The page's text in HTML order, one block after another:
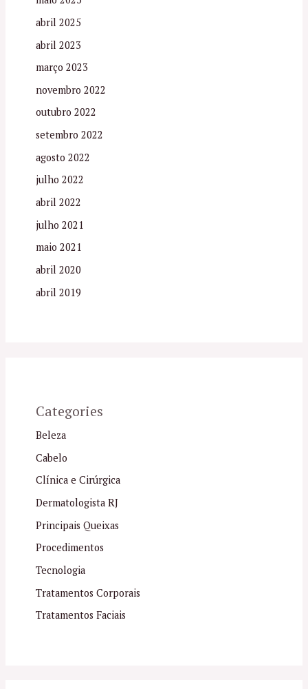
abril 2025
abril 2023
março 2023
novembro 2022
outubro 2022
setembro 2022
agosto 2022
julho 2022
abril 2022
julho 2021
maio 2021
abril 2020
abril 2019
Categories
Beleza
Cabelo
Clínica e Cirúrgica
Dermatologista RJ
Principais Queixas
Procedimentos
Tecnologia
Tratamentos Corporais
Tratamentos Faciais